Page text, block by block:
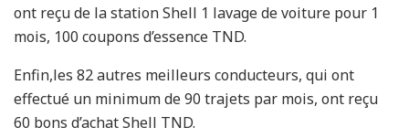
ont reçu de la station Shell 1 lavage de voiture pour 1
mois, 100 coupons d’essence TND.
Enfin,les 82 autres meilleurs conducteurs, qui ont
effectué un minimum de 90 trajets par mois, ont reçu
60 bons d’achat Shell TND.